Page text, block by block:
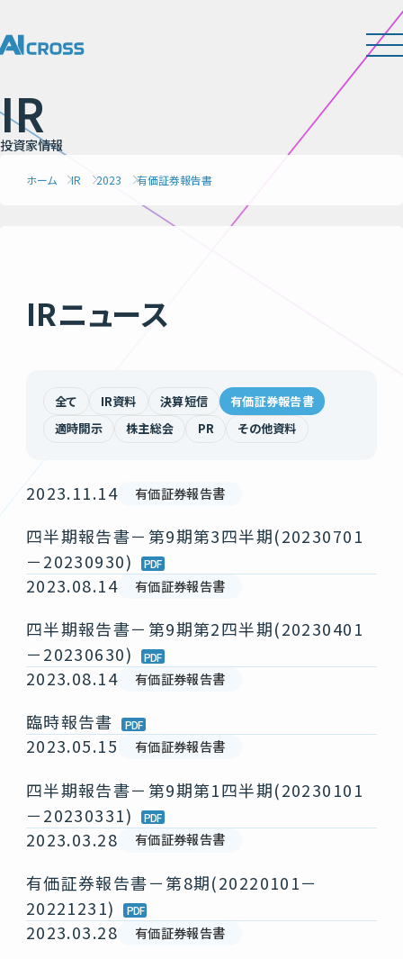
IR
投資家情報
ホーム IR 2023 有価証券報告書
IRニュース
全て IR資料 決算短信
有価証券報告書
適時開示
株主総会 PR その他資料
2023.11.14 有価証券報告書
四半期報告書－第9期第3四半期(20230701
－20230930)
2023.08.14
有価証券報告書
四半期報告書－第9期第2四半期(20230401
－20230630)
2023.08.14
有価証券報告書
臨時報告書
2023.05.15
有価証券報告書
四半期報告書－第9期第1四半期(20230101
－20230331)
2023.03.28
有価証券報告書
有価証券報告書－第8期(20220101－
20221231)
2023.03.28
有価証券報告書